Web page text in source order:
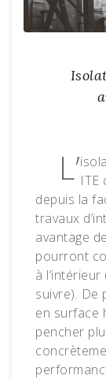
L’ITE
depuis la
travaux
avantage
pourront
à l’intérieur
suivre). De
en surface
pencher